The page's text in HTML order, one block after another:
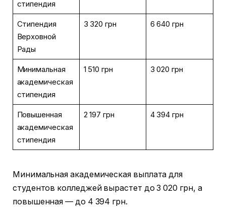
стипендия
Стипендия
Верховной
Рады
3 320 грн 6 640 грн
Минимальная
академическая
стипендия
1 510 грн 3 020 грн
Повышенная
академическая
стипендия
2 197 грн 4 394 грн
Минимальная академическая выплата для
студентов колледжей вырастет до 3 020 грн, а
повышенная — до 4 394 грн.